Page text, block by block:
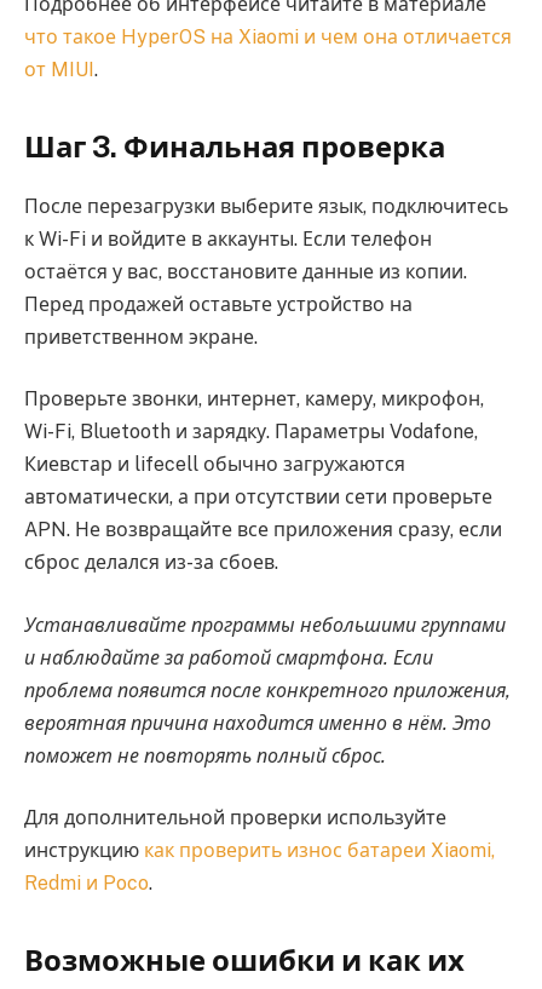
Подробнее об интерфейсе читайте в материале
что такое HyperOS на Xiaomi и чем она отличается
от MIUI .
Шаг 3. Финальная проверка
После перезагрузки выберите язык, подключитесь
к Wi-Fi и войдите в аккаунты. Если телефон
остаётся у вас, восстановите данные из копии.
Перед продажей оставьте устройство на
приветственном экране.
Проверьте звонки, интернет, камеру, микрофон,
Wi-Fi, Bluetooth и зарядку. Параметры Vodafone,
Киевстар и lifecell обычно загружаются
автоматически, а при отсутствии сети проверьте
APN. Не возвращайте все приложения сразу, если
сброс делался из-за сбоев.
Устанавливайте программы небольшими группами
и наблюдайте за работой смартфона. Если
проблема появится после конкретного приложения,
вероятная причина находится именно в нём. Это
поможет не повторять полный сброс.
Для дополнительной проверки используйте
инструкцию как проверить износ батареи Xiaomi,
Redmi и Poco.
Возможные ошибки и как их